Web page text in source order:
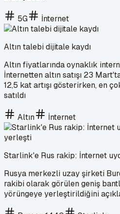
5G İnternet
Altın talebi dijitale kaydı
Altın fiyatlarında oynaklık
İnternetten altın satışı 23
12,5 kat artışı gösterirken, en
satıldı
Altın İnternet
Starlink'e Rus rakip: İnternet
Rusya merkezli uzay şirketi
rakibi olarak görülen geniş
yörüngeye yerleştirildiğini